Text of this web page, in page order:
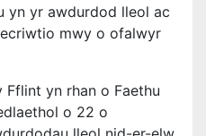
yn yr awdurdod lleol ac
mwy o ofalwyr
Fflint yn rhan o Faethu
o 22 o